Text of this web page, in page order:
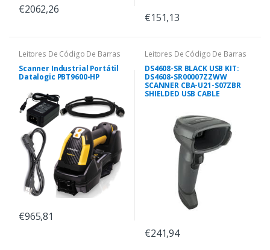
€2062,26
€151,13
Leitores De Código De Barras
Scanner Industrial Portátil
Datalogic PBT9600-HP
€965,81
Leitores De Código De Barras
DS4608-SR BLACK USB KIT:
DS4608-SR00007ZZWW
SCANNER CBA-U21-S07ZBR
SHIELDED USB CABLE
€241,94